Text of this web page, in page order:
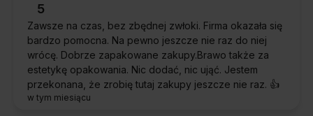
5
Zawsze na czas, bez zbędnej zwłoki. Firma okazała się
bardzo pomocna. Na pewno jeszcze nie raz do niej
wrócę. Dobrze zapakowane zakupy.Brawo także za
estetykę opakowania. Nic dodać, nic ująć. Jestem
przekonana, że zrobię tutaj zakupy jeszcze nie raz. 👍️
w tym miesiącu